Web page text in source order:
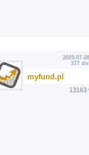
2025-07-
377
myfund.pl
13163